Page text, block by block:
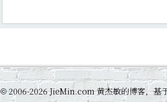
©2006-2026 JieMin.com 黄杰敏的博客，基